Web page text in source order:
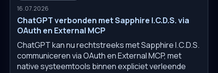
16.07.2026
ChatGPT verbonden met Sapphire I.C.D.S. via
OAuth en External MCP
ChatGPT kan nu rechtstreeks met Sapphire I.C.D.S.
communiceren via OAuth en External MCP, met
native systeemtools binnen expliciet verleende